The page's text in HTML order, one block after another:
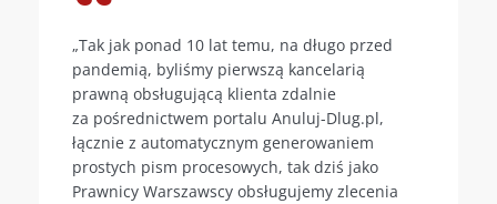
„Tak jak ponad 10 lat temu, na długo przed
pandemią, byliśmy pierwszą kancelarią
prawną obsługującą klienta zdalnie
za pośrednictwem portalu Anuluj-Dlug.pl,
łącznie z automatycznym generowaniem
prostych pism procesowych, tak dziś jako
Prawnicy Warszawscy obsługujemy zlecenia